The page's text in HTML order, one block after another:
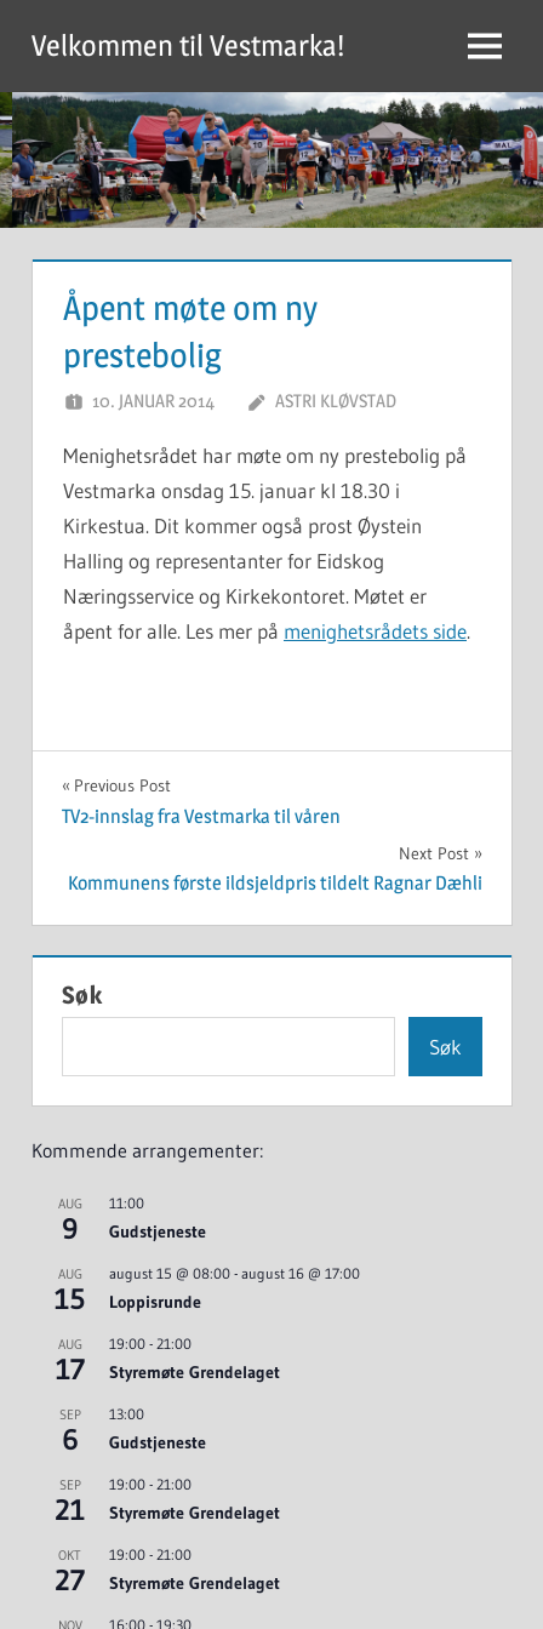
content
Velkommen til Vestmarka! Menu
Åpent møte om ny
prestebolig
10. JANUAR 2014 ASTRI KLØVSTAD
Menighetsrådet har møte om ny prestebolig på
Vestmarka onsdag 15. januar kl 18.30 i
Kirkestua. Dit kommer også prost Øystein
Halling og representanter for Eidskog
Næringsservice og Kirkekontoret. Møtet er
åpent for alle. Les mer på menighetsrådets side.
ARRANGEMENT
Innleggsnavigasjon
Previous Post
TV2-innslag fra Vestmarka til våren
Next Post
Kommunens første ildsjeldpris tildelt Ragnar Dæhli
Søk
Søk
Kommende arrangementer:
AUG
9
11:00
Gudstjeneste
AUG
15
august 15 @ 08:00- august 16 @ 17:00
Loppisrunde
AUG
17
19:00- 21:00
Styremøte Grendelaget
SEP
6
13:00
Gudstjeneste
SEP
21
19:00- 21:00
Styremøte Grendelaget
OKT
27
19:00- 21:00
Styremøte Grendelaget
16:00- 19:30